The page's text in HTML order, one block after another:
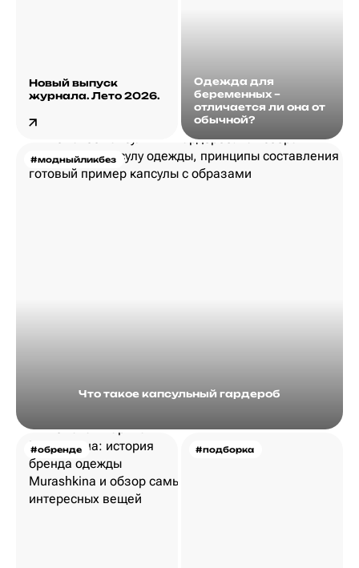
Новый выпуск
журнала. Лето 2026.
Одежда для
беременных –
отличается ли она от
обычной?
#модныйликбез
Что такое капсульный гардероб
#обренде #подборка